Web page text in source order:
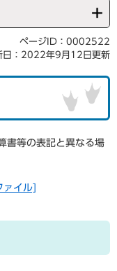
ページID：0002522
日：2022年9月12日更新
書等の表記と異なる場
ァイル]